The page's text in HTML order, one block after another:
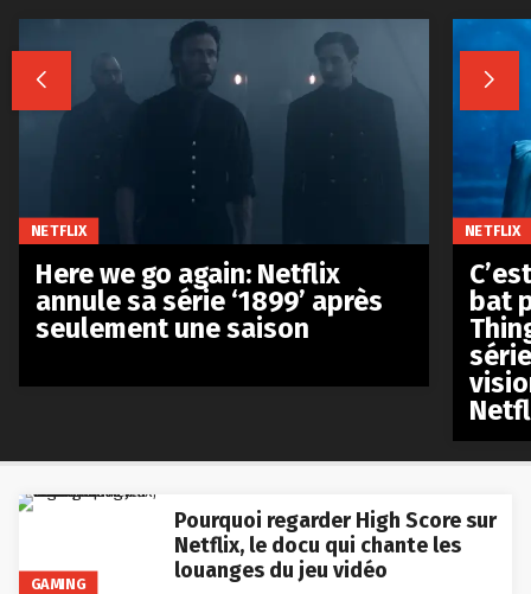
GAMING
Pourquoi regarder High Score sur
Netflix, le docu qui chante les
louanges du jeu vidéo
 
NETFLIX
Here we go again: Netflix
annule sa série ‘1899’ après
seulement une saison
NETFLIX
bat